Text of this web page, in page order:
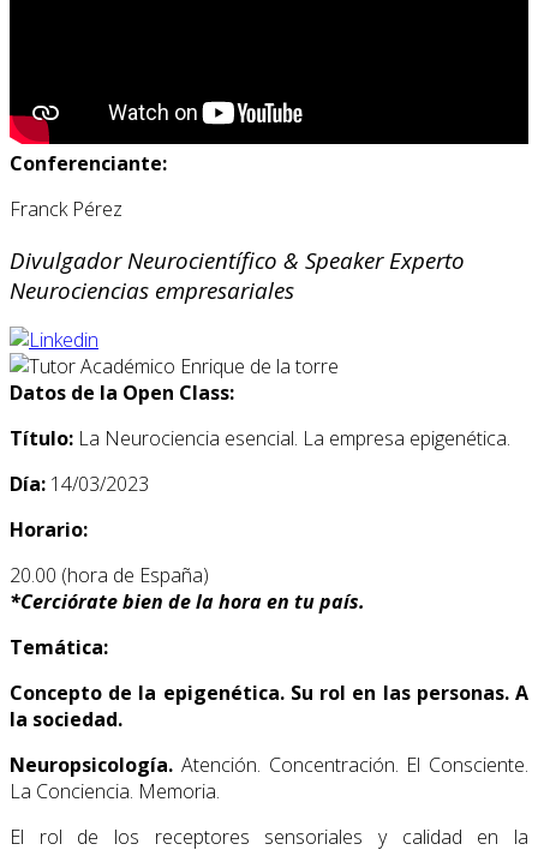
Conferenciante:
Franck Pérez
Divulgador Neurocientífico & Speaker Experto
Neurociencias empresariales
Datos de la Open Class:
Título: La Neurociencia esencial. La empresa epigenética.
Día: 14/03/2023
Horario:
20.00 (hora de España)
*Cerciórate bien de la hora en tu país.
Temática:
Concepto de la epigenética. Su rol en las personas. A
la sociedad.
Neuropsicología. Atención. Concentración. El Consciente.
La Conciencia. Memoria.
El rol de los receptores sensoriales y calidad en la